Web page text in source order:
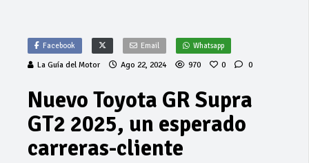
Facebook Email Whatsapp
La Guía del Motor Ago 22, 2024 970 0 0
Nuevo Toyota GR Supra
GT2 2025, un esperado
carreras-cliente